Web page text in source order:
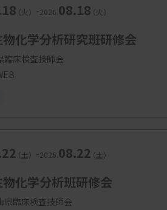
（火） -2026. 08.18（火）
化学分析研究班研修会
臨床検査技師会
（土） -2026. 08.22（土）
化学分析班研修会
県臨床検査技師会